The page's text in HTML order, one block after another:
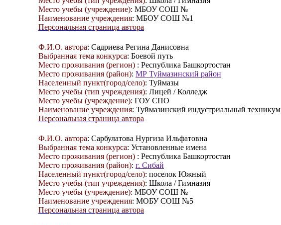
Место учебы (учреждение): МБОУ СОШ №
Наименование учреждения: МБОУ СОШ №1
Персональная страница автора
Ф.И.О. автора: Садриева Регина Данисовна
Выбранная тема конкурса: Боевой путь
Место проживания (регион) : Республика Башкортостан
Место проживания (район): МР Туймазинский район
Населенный пункт(город/село): Туймазы
Место учебы (тип учреждения): Лицей / Колледж
Место учебы (учреждение): ГОУ СПО
Наименование учреждения: Туймазинский индустриальный техникум
Персональная страница автора
Ф.И.О. автора: Сарбулатова Нургиза Ильфатовна
Выбранная тема конкурса: Установленные имена
Место проживания (регион) : Республика Башкортостан
Место проживания (район): г. Сибай
Населенный пункт(город/село): поселок Южный
Место учебы (тип учреждения): Школа / Гимназия
Место учебы (учреждение): МБОУ СОШ №
Наименование учреждения: МОБУ СОШ №5
Персональная страница автора